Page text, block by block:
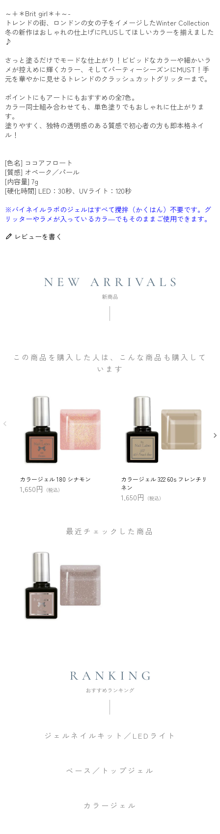
～+＊Brit girl＊+～-
トレンドの街、ロンドンの女の子をイメージしたWinter Collection
冬の新作はおしゃれの仕上げにPLUSしてほしいカラーを揃えました
♪
さっと塗るだけでモードな仕上がり！ビビッドなカラーや細かいラ
メが控えめに輝くカラー、そしてパーティーシーズンにMUST！手
元を華やかに見せるトレンドのクラッシュカットグリッターまで。
ポイントにもアートにもおすすめの全7色。
カラー同士組み合わせても、単色塗りでもおしゃれに仕上がりま
す。
塗りやすく、独特の透明感のある質感で初心者の方も即本格ネイ
ル！
[色名] ココアフロート
[質感] オペーク／パール
[内容量] 7g
[硬化時間] LED：30秒、UVライト：120秒
※バイネイルラボのジェルはすべて攪拌（かくはん）不要です。グ
リッターやラメが入っているカラ―でもそのままご使用できます。
レビューを書く
この商品を購入した人は、こんな商品も購入して
います
カラージェル 180 シナモン
1,650円 （税込）
カラージェル 322 60s フレンチリ
ネン
1,650円 （税込）
最近チェックした商品
ジェルネイルキット／LEDライト
ベース／トップジェル
カラージェル